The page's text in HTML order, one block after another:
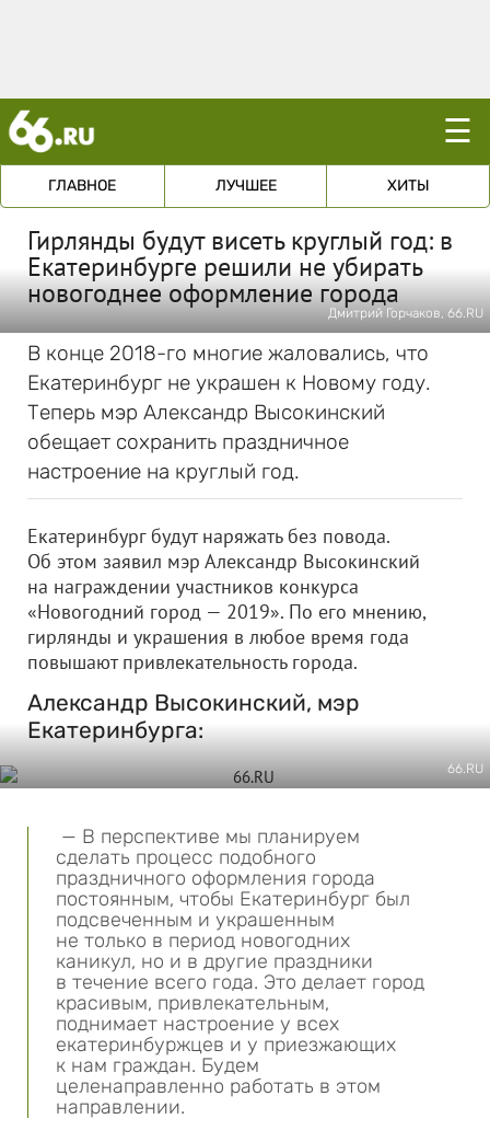
☰
ГЛАВНОЕ ЛУЧШЕЕ ХИТЫ
Гирлянды будут висеть круглый год: в
Екатеринбурге решили не убирать
новогоднее оформление города
Дмитрий Горчаков, 66.RU
В конце 2018-го многие жаловались, что
Екатеринбург не украшен к Новому году.
Теперь мэр Александр Высокинский
обещает сохранить праздничное
настроение на круглый год.
Екатеринбург будут наряжать без повода.
Об этом заявил мэр Александр Высокинский
на награждении участников конкурса
«Новогодний город — 2019». По его мнению,
гирлянды и украшения в любое время года
повышают привлекательность города.
Александр Высокинский, мэр
Екатеринбурга:
66.RU
— В перспективе мы планируем
сделать процесс подобного
праздничного оформления города
постоянным, чтобы Екатеринбург был
подсвеченным и украшенным
не только в период новогодних
каникул, но и в другие праздники
в течение всего года. Это делает город
красивым, привлекательным,
поднимает настроение у всех
екатеринбуржцев и у приезжающих
к нам граждан. Будем
целенаправленно работать в этом
направлении.